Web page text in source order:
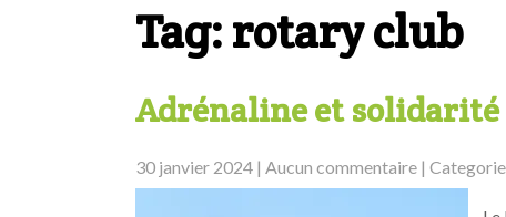
Tag: rotary club
Adrénaline et solidarité
30 janvier 2024 | Aucun commentaire |